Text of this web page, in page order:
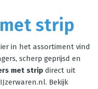
strip
in het assortiment vind
scherp geprijsd en
met strip direct uit
Bekijk